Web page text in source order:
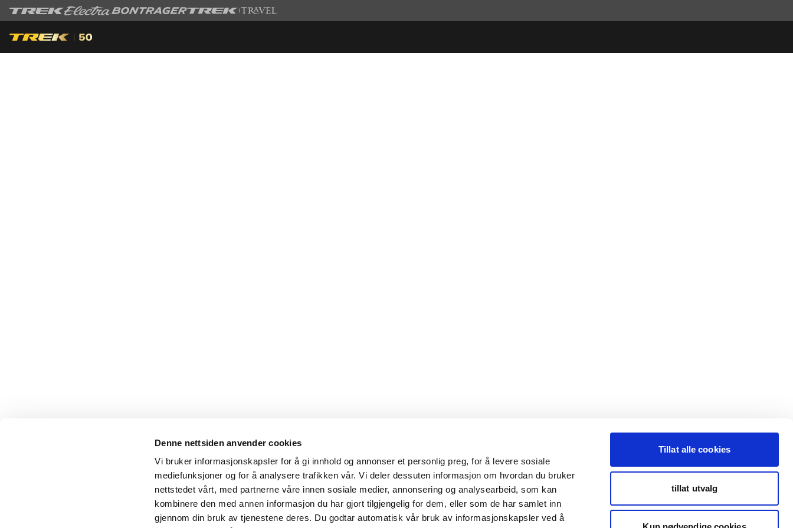
Denne nettsiden anvender cookies
Vi bruker informasjonskapsler for å gi innhold og annonser et personlig preg, for å levere sosiale
mediefunksjoner og for å analysere trafikken vår. Vi deler dessuten informasjon om hvordan du bruker
nettstedet vårt, med partnerne våre innen sosiale medier, annonsering og analysearbeid, som kan
kombinere den med annen informasjon du har gjort tilgjengelig for dem, eller som de har samlet inn
gjennom din bruk av tjenestene deres. Du godtar automatisk vår bruk av informasjonskapsler ved å
Tillat alle cookies
tillat utvalg